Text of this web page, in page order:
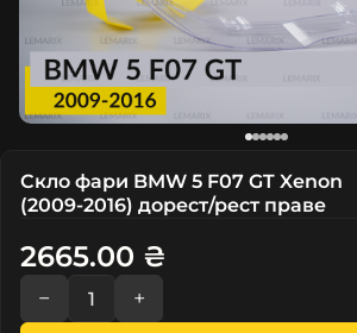
Скло фари BMW 5 F07 GT Xenon
(2009-2016) дорест/рест праве
2665.00 ₴
− +